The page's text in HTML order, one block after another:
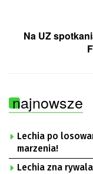
Na UZ
najnowsze
Lechia po
marzenia!
Lechia zna